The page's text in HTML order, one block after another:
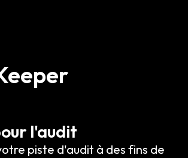
l'audit
piste d'audit à des fins de